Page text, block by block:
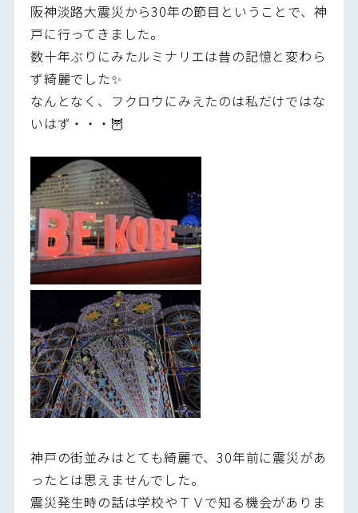
阪神淡路大震災から30年の節目ということで、神
戸に行ってきました。
数十年ぶりにみたルミナリエは昔の記憶と変わら
ず綺麗でした✨
なんとなく、フクロウにみえたのは私だけではな
いはず・・・🦉
神戸の街並みはとても綺麗で、30年前に震災があ
ったとは思えませんでした。
震災発生時の話は学校やＴＶで知る機会がありま